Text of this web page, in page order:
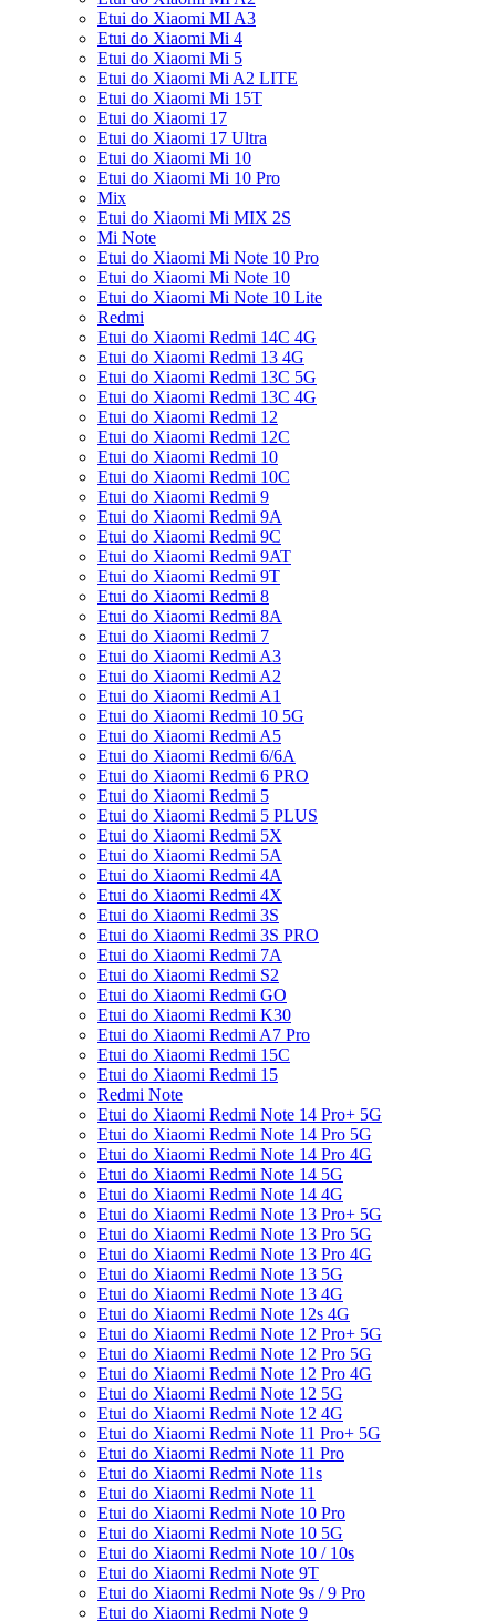
Etui do Xiaomi MI A3
Etui do Xiaomi Mi 4
Etui do Xiaomi Mi 5
Etui do Xiaomi Mi A2 LITE
Etui do Xiaomi Mi 15T
Etui do Xiaomi 17
Etui do Xiaomi 17 Ultra
Etui do Xiaomi Mi 10
Etui do Xiaomi Mi 10 Pro
Mix
Etui do Xiaomi Mi MIX 2S
Mi Note
Etui do Xiaomi Mi Note 10 Pro
Etui do Xiaomi Mi Note 10
Etui do Xiaomi Mi Note 10 Lite
Redmi
Etui do Xiaomi Redmi 14C 4G
Etui do Xiaomi Redmi 13 4G
Etui do Xiaomi Redmi 13C 5G
Etui do Xiaomi Redmi 13C 4G
Etui do Xiaomi Redmi 12
Etui do Xiaomi Redmi 12C
Etui do Xiaomi Redmi 10
Etui do Xiaomi Redmi 10C
Etui do Xiaomi Redmi 9
Etui do Xiaomi Redmi 9A
Etui do Xiaomi Redmi 9C
Etui do Xiaomi Redmi 9AT
Etui do Xiaomi Redmi 9T
Etui do Xiaomi Redmi 8
Etui do Xiaomi Redmi 8A
Etui do Xiaomi Redmi 7
Etui do Xiaomi Redmi A3
Etui do Xiaomi Redmi A2
Etui do Xiaomi Redmi A1
Etui do Xiaomi Redmi 10 5G
Etui do Xiaomi Redmi A5
Etui do Xiaomi Redmi 6/6A
Etui do Xiaomi Redmi 6 PRO
Etui do Xiaomi Redmi 5
Etui do Xiaomi Redmi 5 PLUS
Etui do Xiaomi Redmi 5X
Etui do Xiaomi Redmi 5A
Etui do Xiaomi Redmi 4A
Etui do Xiaomi Redmi 4X
Etui do Xiaomi Redmi 3S
Etui do Xiaomi Redmi 3S PRO
Etui do Xiaomi Redmi 7A
Etui do Xiaomi Redmi S2
Etui do Xiaomi Redmi GO
Etui do Xiaomi Redmi K30
Etui do Xiaomi Redmi A7 Pro
Etui do Xiaomi Redmi 15C
Etui do Xiaomi Redmi 15
Redmi Note
Etui do Xiaomi Redmi Note 14 Pro+ 5G
Etui do Xiaomi Redmi Note 14 Pro 5G
Etui do Xiaomi Redmi Note 14 Pro 4G
Etui do Xiaomi Redmi Note 14 5G
Etui do Xiaomi Redmi Note 14 4G
Etui do Xiaomi Redmi Note 13 Pro+ 5G
Etui do Xiaomi Redmi Note 13 Pro 5G
Etui do Xiaomi Redmi Note 13 Pro 4G
Etui do Xiaomi Redmi Note 13 5G
Etui do Xiaomi Redmi Note 13 4G
Etui do Xiaomi Redmi Note 12s 4G
Etui do Xiaomi Redmi Note 12 Pro+ 5G
Etui do Xiaomi Redmi Note 12 Pro 5G
Etui do Xiaomi Redmi Note 12 Pro 4G
Etui do Xiaomi Redmi Note 12 5G
Etui do Xiaomi Redmi Note 12 4G
Etui do Xiaomi Redmi Note 11 Pro+ 5G
Etui do Xiaomi Redmi Note 11 Pro
Etui do Xiaomi Redmi Note 11s
Etui do Xiaomi Redmi Note 11
Etui do Xiaomi Redmi Note 10 Pro
Etui do Xiaomi Redmi Note 10 5G
Etui do Xiaomi Redmi Note 10 / 10s
Etui do Xiaomi Redmi Note 9T
Etui do Xiaomi Redmi Note 9s / 9 Pro
Etui do Xiaomi Redmi Note 9